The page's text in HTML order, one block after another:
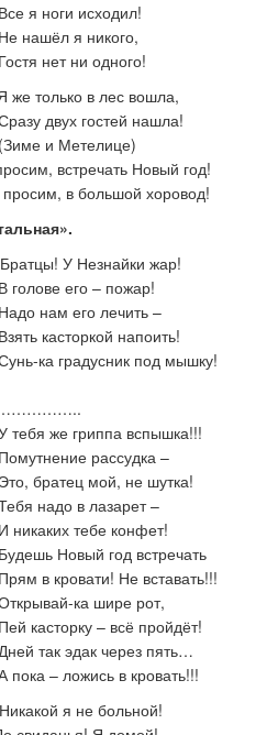
одного!
же только в лес вошла,
нашла!
встречать Новый год!
большой хоровод!
Братцы! У Незнайки жар!
– пожар!
лечить –
напоить!
под мышку!
вспышка!!!
–
не шутка!
–
конфет!
встречать
Не вставать!!!
шире рот,
всё пройдёт!
через пять…
в кровать!!!
не больной!